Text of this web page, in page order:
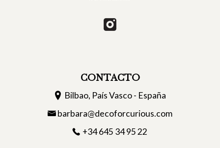
CONTACTO
Bilbao, País Vasco - España
barbara@decoforcurious.com
+34 645 34 95 22